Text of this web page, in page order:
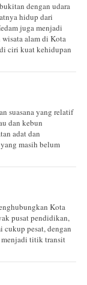
dengan udara
hidup dari
juga menjadi
wisata alam di Kota
ciri kuat kehidupan
suasana yang relatif
dan kebun
adat dan
masih belum
Kota
pusat pendidikan,
cukup pesat, dengan
menjadi titik transit